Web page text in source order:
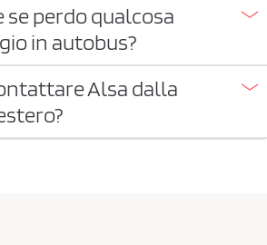
se perdo qualcosa
in autobus?
Alsa dalla